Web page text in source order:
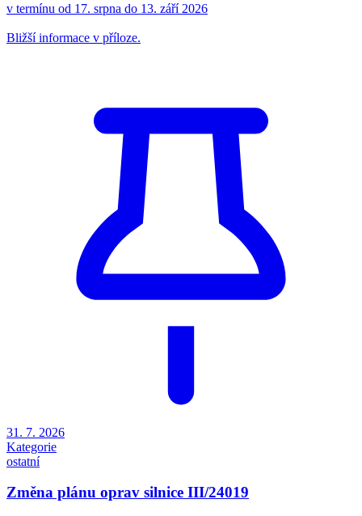
v termínu od 17. srpna do 13. září 2026
Bližší informace v příloze.
31. 7. 2026
Kategorie
ostatní
Změna plánu oprav silnice III/24019